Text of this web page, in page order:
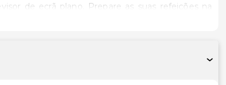
de ecrã plano. Prepare as suas refeições na
à internet sem fios grátis. As casas de banho
disponibiliza ainda uma área para piqueniques
lençóis, dê uma vista de olhos pela ementa do